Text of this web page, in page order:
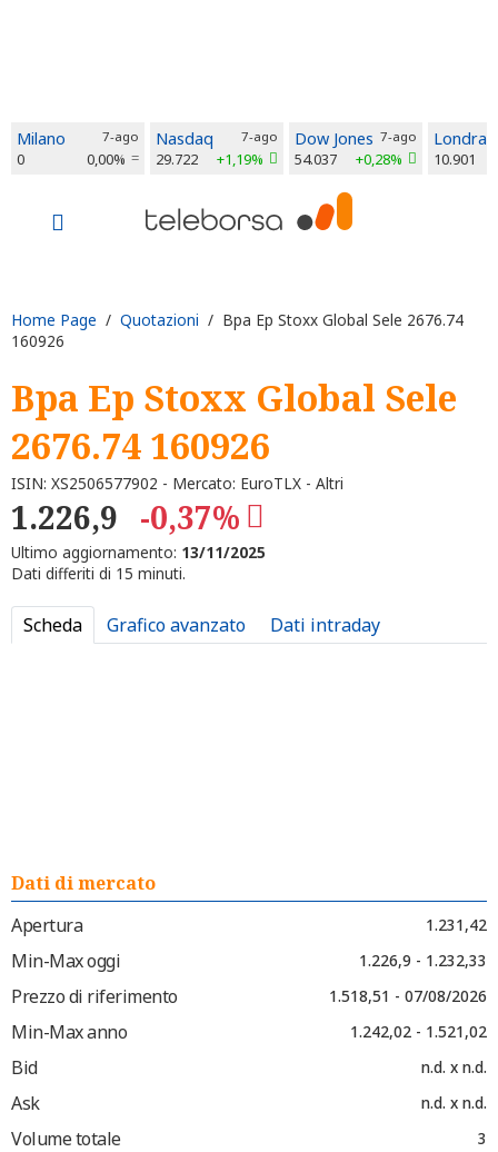
Milano 7-ago
0 0,00%
Nasdaq 7-ago
29.722 +1,19%
Dow Jones 7-ago
54.037 +0,28%
Londra
10.901
Home Page / Quotazioni / Bpa Ep Stoxx Global Sele 2676.74
160926
Bpa Ep Stoxx Global Sele
2676.74 160926
ISIN: XS2506577902 - Mercato: EuroTLX - Altri
1.226,9 -0,37%
Ultimo aggiornamento: 13/11/2025
Dati differiti di 15 minuti.
Scheda Grafico avanzato Dati intraday
Dati di mercato
Apertura
1.231,42
Min-Max oggi 1.226,9 - 1.232,33
Prezzo di riferimento 1.518,51 - 07/08/2026
Min-Max anno 1.242,02 - 1.521,02
Bid n.d. x n.d.
Ask n.d. x n.d.
Volume totale 3